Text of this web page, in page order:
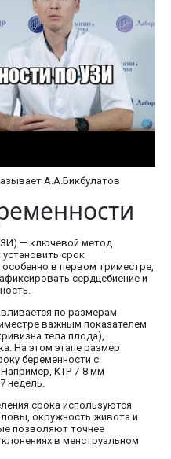
А.А.Бикбулатов
— ключевой метод
срок
в первом триместре,
сердцебиение и
по размерам
важным показателем
тела плода),
На этом этапе размер
беременности с
КТР 7-8 мм
недель.
срока используются
окружность живота и
позволяют точнее
в менструальном